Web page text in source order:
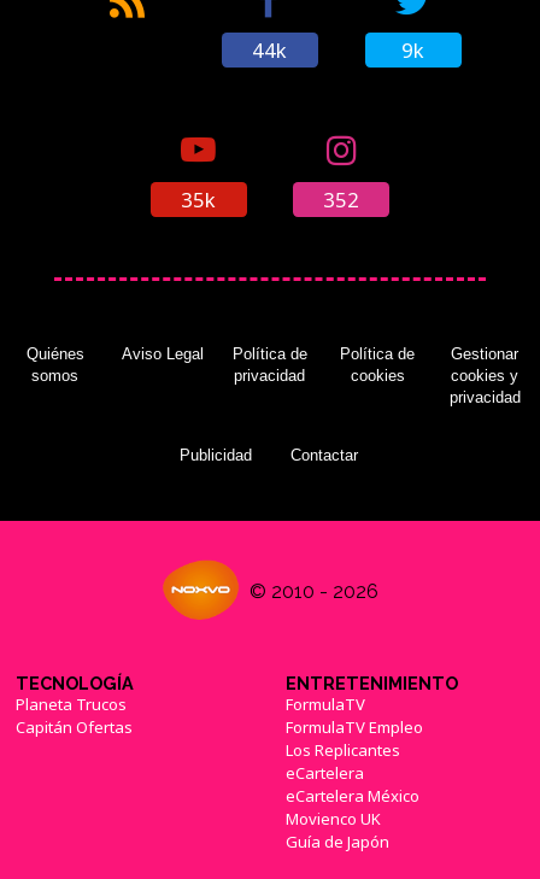
44k 9k
35k 352
Quiénes
somos
Aviso Legal
Política de
privacidad
Política de
cookies
Gestionar
cookies y
privacidad
Publicidad Contactar
© 2010 - 2026
TECNOLOGÍA
Planeta Trucos
Capitán Ofertas
ENTRETENIMIENTO
FormulaTV
FormulaTV Empleo
Los Replicantes
eCartelera
eCartelera México
Movienco UK
Guía de Japón